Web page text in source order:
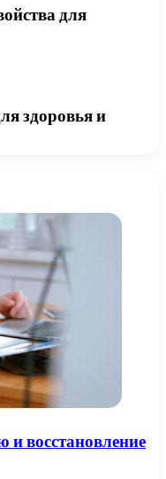
для
здоровья и
и восстановление